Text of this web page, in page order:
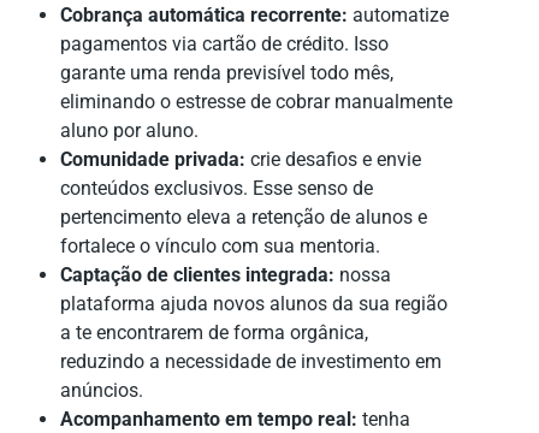
Cobrança automática recorrente: automatize
pagamentos via cartão de crédito. Isso
garante uma renda previsível todo mês,
eliminando o estresse de cobrar manualmente
aluno por aluno.
Comunidade privada: crie desafios e envie
conteúdos exclusivos. Esse senso de
pertencimento eleva a retenção de alunos e
fortalece o vínculo com sua mentoria.
Captação de clientes integrada: nossa
plataforma ajuda novos alunos da sua região
a te encontrarem de forma orgânica,
reduzindo a necessidade de investimento em
anúncios.
Acompanhamento em tempo real: tenha